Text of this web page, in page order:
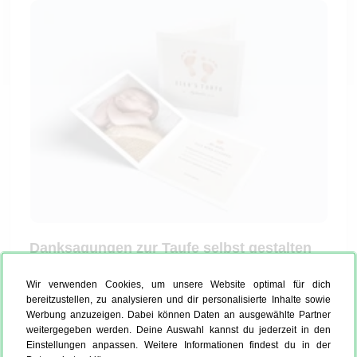
Wir verwenden Cookies, um unsere Website optimal für dich
bereitzustellen, zu analysieren und dir personalisierte Inhalte sowie
Werbung anzuzeigen. Dabei können Daten an ausgewählte Partner
weitergegeben werden. Deine Auswahl kannst du jederzeit in den
Einstellungen anpassen. Weitere Informationen findest du in der
Danksagungen zur Taufe selbst gestalten
Deines Jungen oder Mädchens zu entwerfen, nutze
einfach unseren Online-Konfigurator. Dort gestaltest
Du die Karte ganz unkompliziert nach Deinen